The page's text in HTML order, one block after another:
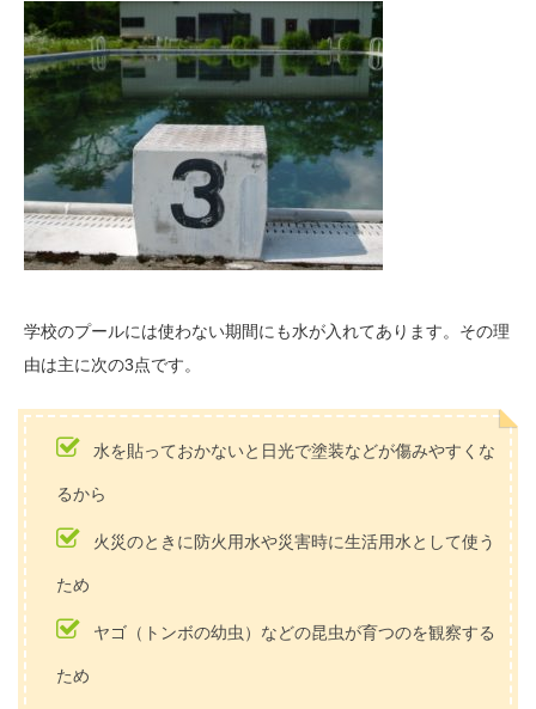
学校のプールには使わない期間にも水が入れてあります。その理
由は主に次の3点です。
水を貼っておかないと日光で塗装などが傷みやすくな
るから
火災のときに防火用水や災害時に生活用水として使う
ため
ヤゴ（トンボの幼虫）などの昆虫が育つのを観察する
ため